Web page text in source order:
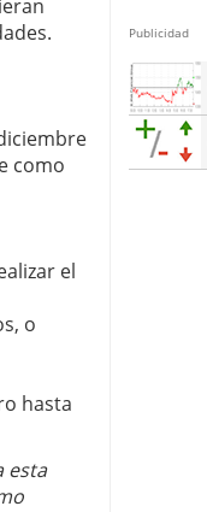
como
el
o
hasta
esta
Publicidad